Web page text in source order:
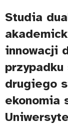
Studia
innowacji
drugiego
ekonomia